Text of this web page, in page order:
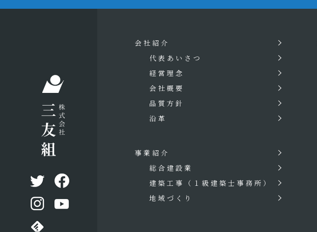
会社紹介
代表あいさつ
経営理念
会社概要
品質方針
沿革
事業紹介
総合建設業
建築工事
（１級建築士事務所）
地域づくり